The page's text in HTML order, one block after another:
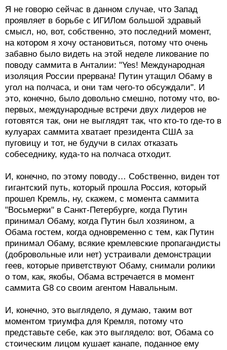
Я не говорю сейчас в данном случае, что Запад
проявляет в борьбе с ИГИЛом большой здравый
смысл, но, вот, собственно, это последний момент,
на котором я хочу остановиться, потому что очень
забавно было видеть на этой неделе ликование по
поводу саммита в Анталии: "Yes! Международная
изоляция России прервана! Путин утащил Обаму в
угол на полчаса, и они там чего-то обсуждали". И
это, конечно, было довольно смешно, потому что, во-
первых, международные встречи двух лидеров не
готовятся так, они не выглядят так, что кто-то где-то в
кулуарах саммита хватает президента США за
пуговицу и тот, не будучи в силах отказать
собеседнику, куда-то на полчаса отходит.
И, конечно, по этому поводу… Собственно, виден тот
гигантский путь, который прошла Россия, который
прошел Кремль, ну, скажем, с момента саммита
"Восьмерки" в Санкт-Петербурге, когда Путин
принимал Обаму, когда Путин был хозяином, а
Обама гостем, когда одновременно с тем, как Путин
принимал Обаму, всякие кремлевские пропагандисты
(добровольные или нет) устраивали демонстрации
геев, которые приветствуют Обаму, снимали ролики
о том, как, якобы, Обама встречается в момент
саммита G8 со своим агентом Навальным.
И, конечно, это выглядело, я думаю, таким вот
моментом триумфа для Кремля, потому что
представьте себе, как это выглядело: вот, Обама со
стоическим лицом кушает канапе, поданное ему